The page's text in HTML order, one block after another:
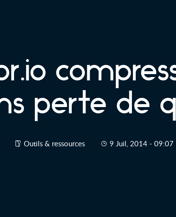
perte de
Outils & ressources 9 Juil, 2014 - 09:07